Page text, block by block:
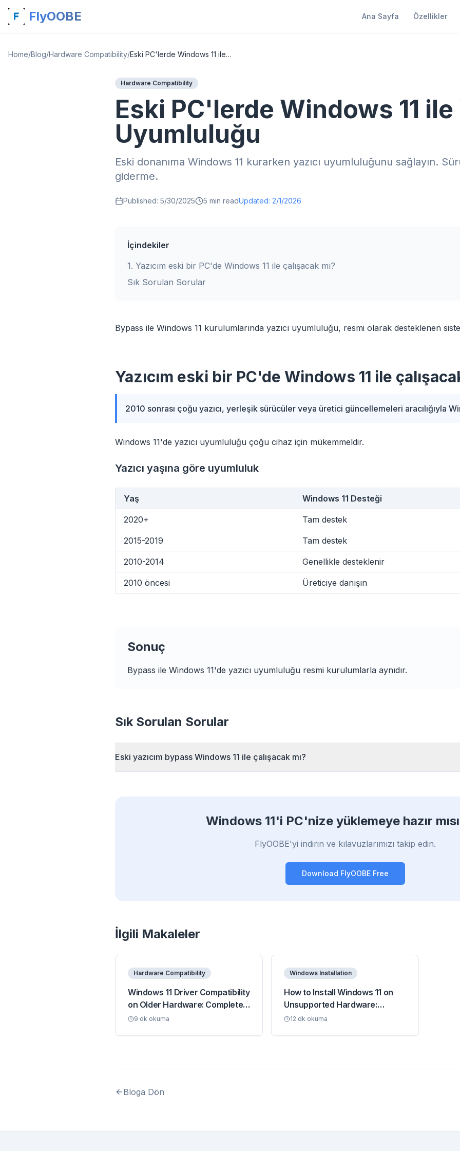
FlyOOBE Ana Sayfa Özellikler
Home/Blog/Hardware Compatibility/ Eski PC'lerde Windows 11 ile Yazıcı Uyumluluğu
Hardware Compatibility
Eski PC'lerde Windows 11 ile
Uyumluluğu
Eski donanıma Windows 11 kurarken yazıcı uyumluluğunu sağlayın.
giderme.
Published: 5/30/2025 5 min readUpdated: 2/1/2026
İçindekiler
1. Yazıcım eski bir PC'de Windows 11 ile çalışacak mı?
Sık Sorulan Sorular
Bypass ile Windows 11 kurulumlarında yazıcı uyumluluğu, resmi olarak desteklenen
Yazıcım eski bir PC'de Windows 11 ile
2010 sonrası çoğu yazıcı, yerleşik sürücüler veya üretici güncellemeleri aracılığıyla
Windows 11'de yazıcı uyumluluğu çoğu cihaz için mükemmeldir.
Yazıcı yaşına göre uyumluluk
Yaş Windows 11 Desteği
2020+ Tam destek
2015-2019 Tam destek
2010-2014 Genellikle desteklenir
2010 öncesi Üreticiye danışın
Sonuç
Bypass ile Windows 11'de yazıcı uyumluluğu resmi kurulumlarla aynıdır.
Sık Sorulan Sorular
Eski yazıcım bypass Windows 11 ile çalışacak mı?
Windows 11'i PC'nize yüklemeye hazır
FlyOOBE'yi indirin ve kılavuzlarımızı takip edin.
Download FlyOOBE Free
İlgili Makaleler
Hardware Compatibility
Windows 11 Driver Compatibility
on Older Hardware: Complete
Guide
9 dk okuma
Windows Installation
How to Install Windows 11 on
Unsupported Hardware:
Complete 2026 Guide
12 dk okuma
Bloga Dön
flyoobe
BrowserOptimizer
yükleme süresini kısaltır.